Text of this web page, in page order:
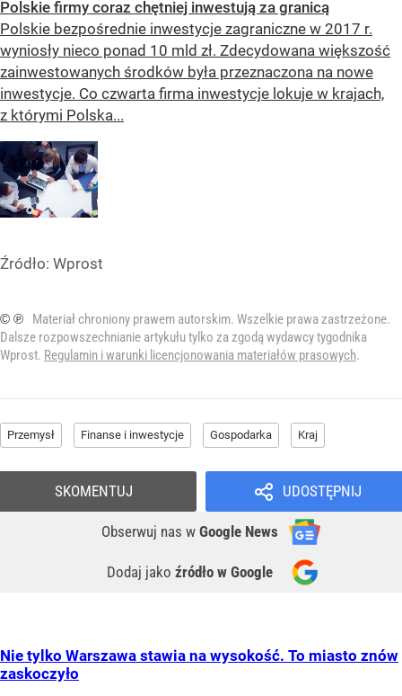
Polskie firmy coraz chętniej inwestują za granicą
Polskie bezpośrednie inwestycje zagraniczne w 2017 r.
wyniosły nieco ponad 10 mld zł. Zdecydowana większość
zainwestowanych środków była przeznaczona na nowe
inwestycje. Co czwarta firma inwestycje lokuje w krajach,
z którymi Polska...
Źródło: Wprost
© ℗
Materiał chroniony prawem autorskim. Wszelkie prawa zastrzeżone.
Dalsze rozpowszechnianie artykułu tylko za zgodą wydawcy tygodnika
Wprost. Regulamin i warunki licencjonowania materiałów prasowych.
Przemysł Finanse i inwestycje Gospodarka Kraj
UDOSTĘPNIJ
Obserwuj nas w Google News
Dodaj jako źródło w Google
SKOMENTUJ
Nie tylko Warszawa stawia na wysokość. To miasto znów
zaskoczyło